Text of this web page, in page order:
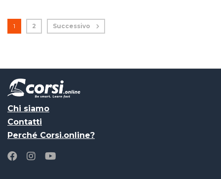
1 2 Successivo
Chi siamo
Contatti
Perché Corsi.online?